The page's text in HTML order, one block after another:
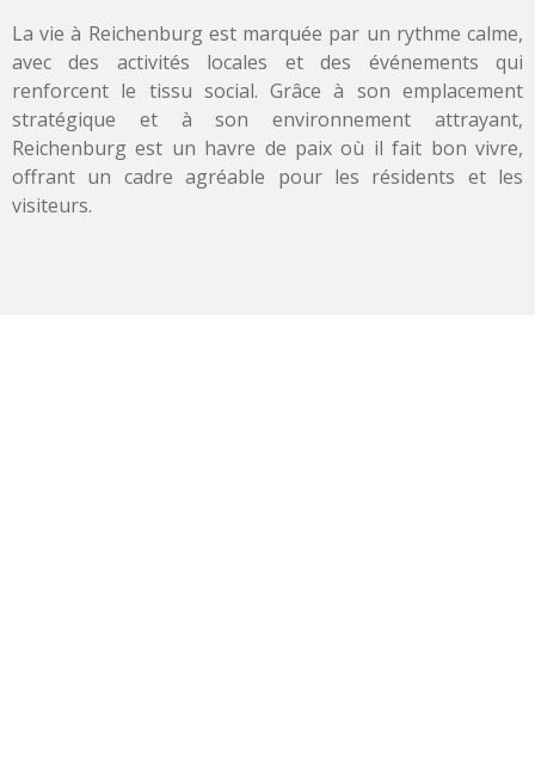
La vie à Reichenburg est marquée par un rythme calme,
avec des activités locales et des événements qui
renforcent le tissu social. Grâce à son emplacement
stratégique et à son environnement attrayant,
Reichenburg est un havre de paix où il fait bon vivre,
offrant un cadre agréable pour les résidents et les
visiteurs.